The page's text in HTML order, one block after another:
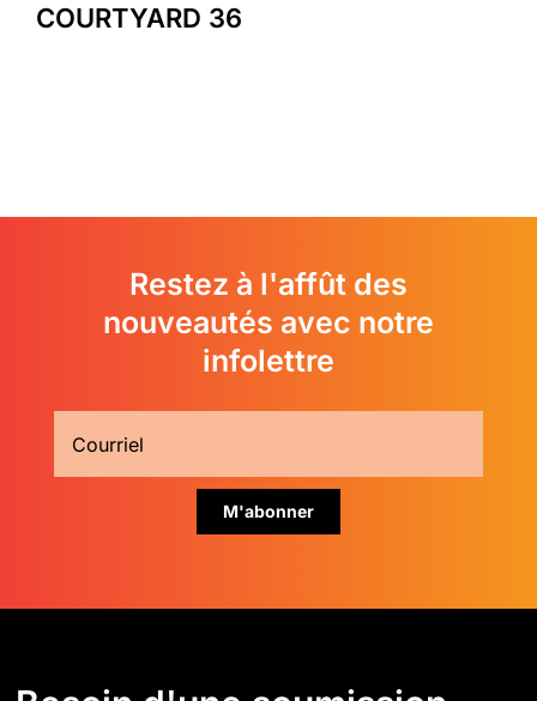
COURTYARD 36
Restez à l'affût des
nouveautés avec notre
infolettre